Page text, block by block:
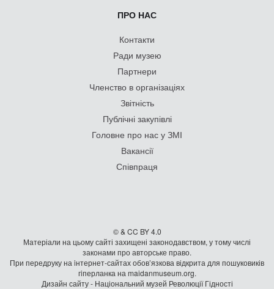
ПРО НАС
Контакти
Ради музею
Партнери
Членство в організаціях
Звітність
Публічні закупівлі
Головне про нас у ЗМІ
Вакансії
Співпраця
© & CC BY 4.0
Матеріали на цьому сайті захищені законодавством, у тому числі
законами про авторське право.
При передруку на iнтернет-сайтах обов’язкова відкрита для пошуковиків
гiперланка на maidanmuseum.org.
Дизайн сайту - Національний музей Революції Гідності